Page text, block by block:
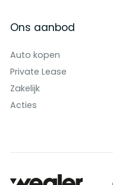
Ons aanbod
Auto kopen
Private Lease
Zakelijk
Acties